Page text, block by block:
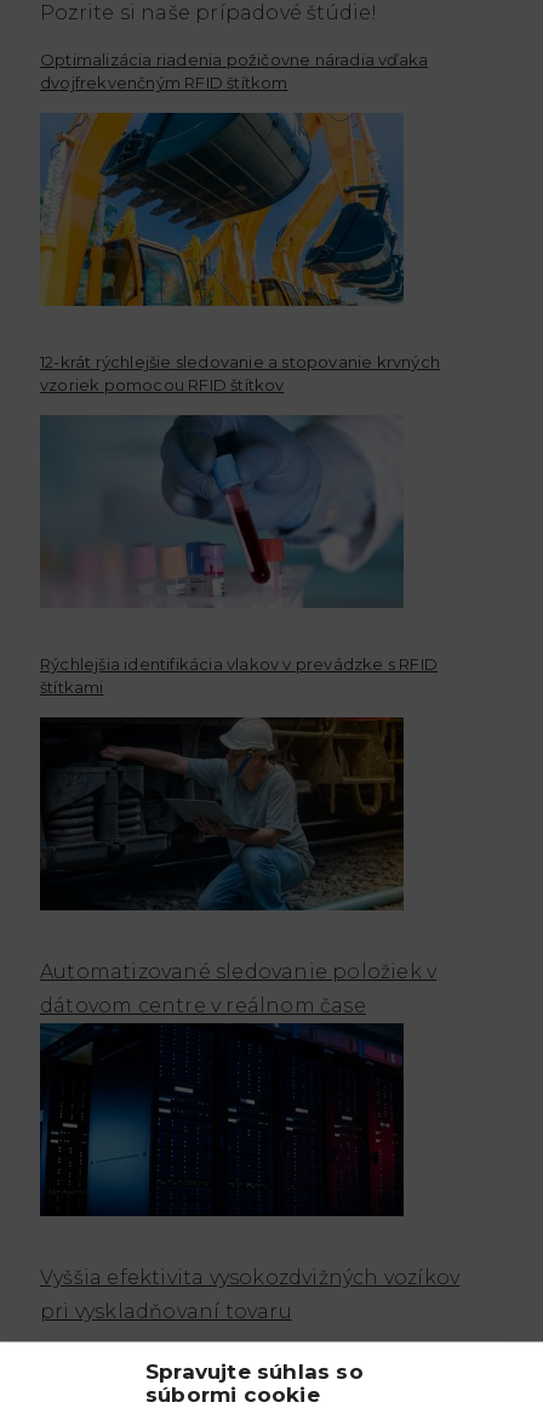
Spravujte súhlas so
súbormi cookie
Pozrite si naše prípadové štúdie!
Optimalizácia riadenia požičovne náradia vďaka
dvojfrekvenčným RFID štítkom
12-krát rýchlejšie sledovanie a stopovanie krvných
vzoriek pomocou RFID štítkov
Rýchlejšia identifikácia vlakov v prevádzke s RFID
štítkami
Automatizované sledovanie položiek v
dátovom centre v reálnom čase
Vyššia efektivita vysokozdvižných vozíkov
pri vyskladňovaní tovaru